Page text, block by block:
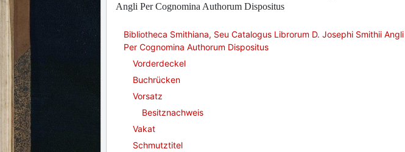
Angli Per Cognomina Authorum Dispositus
Bibliotheca Smithiana, Seu Catalogus Librorum D. Josephi Smithii Angli
Per Cognomina Authorum Dispositus
Vorderdeckel
Buchrücken
Vorsatz
Besitznachweis
Vakat
Schmutztitel